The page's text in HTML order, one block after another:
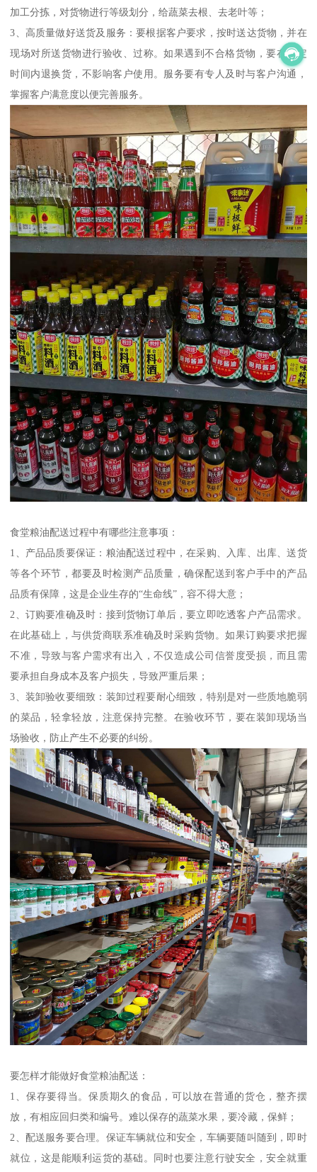
加工分拣，对货物进行等级划分，给蔬菜去根、去老叶等；
3、高质量做好送货及服务：要根据客户要求，按时送达货物，并在
现场对所送货物进行验收、过称。如果遇到不合格货物，要在规定
时间内退换货，不影响客户使用。服务要有专人及时与客户沟通，
掌握客户满意度以便完善服务。
食堂粮油配送过程中有哪些注意事项：
1、产品品质要保证：粮油配送过程中，在采购、入库、出库、送货
等各个环节，都要及时检测产品质量，确保配送到客户手中的产品
品质有保障，这是企业生存的“生命线”，容不得大意；
2、订购要准确及时：接到货物订单后，要立即吃透客户产品需求。
在此基础上，与供货商联系准确及时采购货物。如果订购要求把握
不准，导致与客户需求有出入，不仅造成公司信誉度受损，而且需
要承担自身成本及客户损失，导致严重后果；
3、装卸验收要细致：装卸过程要耐心细致，特别是对一些质地脆弱
的菜品，轻拿轻放，注意保持完整。在验收环节，要在装卸现场当
场验收，防止产生不必要的纠纷。
要怎样才能做好食堂粮油配送：
1、保存要得当。保质期久的食品，可以放在普通的货仓，整齐摆
放，有相应回归类和编号。难以保存的蔬菜水果，要冷藏，保鲜；
2、配送服务要合理。保证车辆就位和安全，车辆要随叫随到，即时
就位，这是能顺利运货的基础。同时也要注意行驶安全，安全就重